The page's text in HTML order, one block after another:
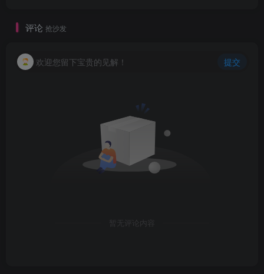
评论 抢沙发
欢迎您留下宝贵的见解！ 提交
暂无评论内容